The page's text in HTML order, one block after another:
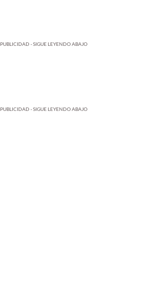
PUBLICIDAD - SIGUE LEYENDO ABAJO
PUBLICIDAD - SIGUE LEYENDO ABAJO